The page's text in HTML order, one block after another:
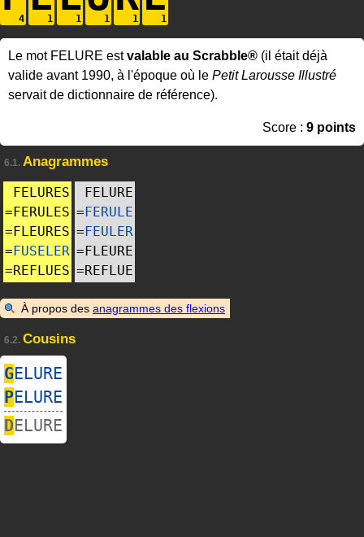
Le mot FELURE estvalable au Scrabble® (il était déjà
valide avant 1990, à l'époque où le Petit Larousse Illustré
servait de dictionnaire de référence).
Score : 9 points
6.1. Anagrammes
FELURES
=FERULES
=FLEURES
=FUSELER
=REFLUES
FELURE
=FERULE
=FEULER
=FLEURE
=REFLUE
À propos des anagrammes des flexions
6.2. Cousins
GELURE
PELURE
DELURE